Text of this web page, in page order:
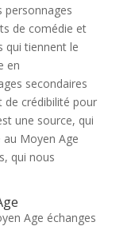
personnages
de comédie et
qui tiennent le
en
secondaires
crédibilité pour
une source, qui
au Moyen Age
qui nous
Age échanges